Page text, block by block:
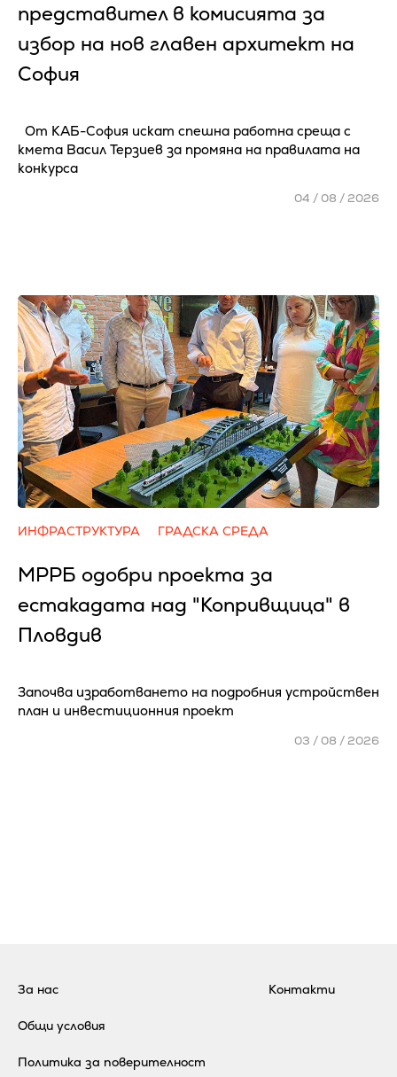
представител в комисията за
избор на нов главен архитект на
София
От КАБ-София искат спешна работна среща с
кмета Васил Терзиев за промяна на правилата на
конкурса
04 / 08 / 2026
ИНФРАСТРУКТУРА ГРАДСКА СРЕДА
МРРБ одобри проекта за
естакадата над "Копривщица" в
Пловдив
Започва изработването на подробния устройствен
план и инвестиционния проект
03 / 08 / 2026
За нас
Общи условия
Политика за поверителност
Контакти